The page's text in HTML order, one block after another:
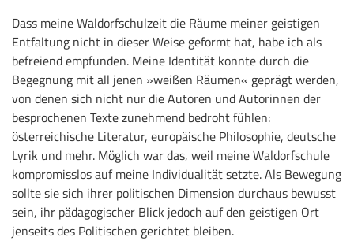
Dass meine Waldorfschulzeit die Räume meiner geistigen
Entfaltung nicht in dieser Weise geformt hat, habe ich als
befreiend empfunden. Meine Identität konnte durch die
Begegnung mit all jenen »weißen Räumen« geprägt werden,
von denen sich nicht nur die Autoren und Autorinnen der
besprochenen Texte zunehmend bedroht fühlen:
österreichische Literatur, europäische Philosophie, deutsche
Lyrik und mehr. Möglich war das, weil meine Waldorfschule
kompromisslos auf meine Individualität setzte. Als Bewegung
sollte sie sich ihrer politischen Dimension durchaus bewusst
sein, ihr pädagogischer Blick jedoch auf den geistigen Ort
jenseits des Politischen gerichtet bleiben.